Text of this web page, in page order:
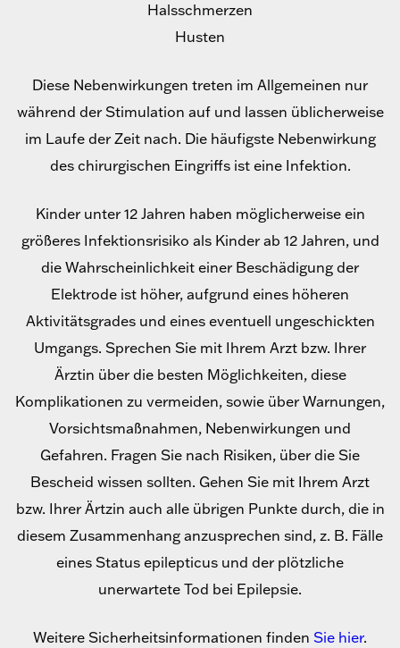
Halsschmerzen
Husten
Diese Nebenwirkungen treten im Allgemeinen nur
während der Stimulation auf und lassen üblicherweise
im Laufe der Zeit nach. Die häufigste Nebenwirkung
des chirurgischen Eingriffs ist eine Infektion.
Kinder unter 12 Jahren haben möglicherweise ein
größeres Infektionsrisiko als Kinder ab 12 Jahren, und
die Wahrscheinlichkeit einer Beschädigung der
Elektrode ist höher, aufgrund eines höheren
Aktivitätsgrades und eines eventuell ungeschickten
Umgangs. Sprechen Sie mit Ihrem Arzt bzw. Ihrer
Ärztin über die besten Möglichkeiten, diese
Komplikationen zu vermeiden, sowie über Warnungen,
Vorsichtsmaßnahmen, Nebenwirkungen und
Gefahren. Fragen Sie nach Risiken, über die Sie
Bescheid wissen sollten. Gehen Sie mit Ihrem Arzt
bzw. Ihrer Ärtzin auch alle übrigen Punkte durch, die in
diesem Zusammenhang anzusprechen sind, z. B. Fälle
eines Status epilepticus und der plötzliche
unerwartete Tod bei Epilepsie.
Weitere Sicherheitsinformationen finden Sie hier.